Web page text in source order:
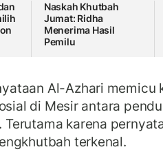
Naskah Khutbah
Jumat: Ridha
Menerima Hasil
Pemilu
Al-Azhari memicu
di Mesir antara
Terutama karena
terkenal.